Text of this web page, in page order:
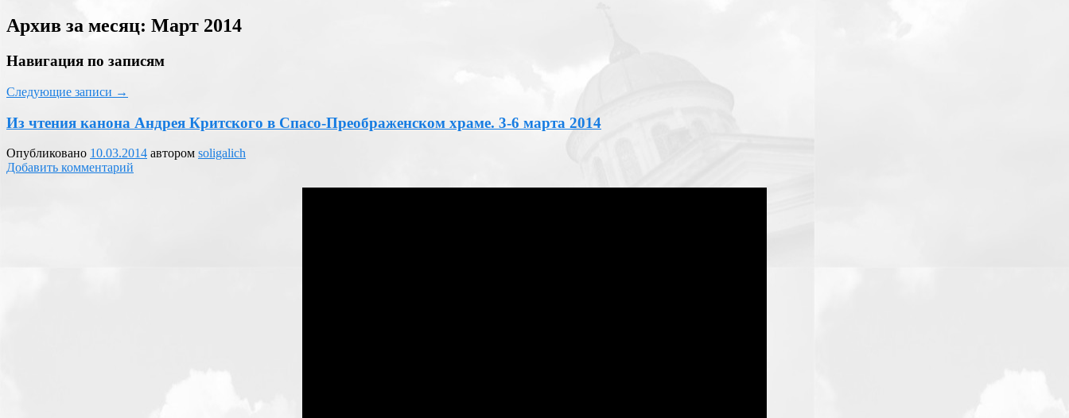
Архив за месяц: Март 2014
Навигация по записям
Следующие записи →
Из чтения канона Андрея Критского в Спасо-Преображенском храме. 3-6 марта 2014
Опубликовано 10.03.2014 автором soligalich
Добавить комментарий